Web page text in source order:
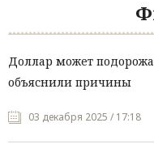
Доллар может
объяснили причины
03 декабря 2025 / 17:18